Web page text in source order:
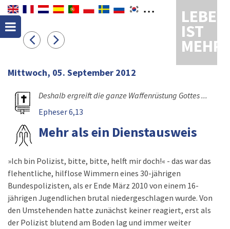
LEBEN
IST
MEHR
Mittwoch, 05. September 2012
Deshalb ergreift die ganze Waffenrüstung Gottes ...
Epheser 6,13
Mehr als ein Dienstausweis
»Ich bin Polizist, bitte, bitte, helft mir doch!« - das war das
flehentliche, hilflose Wimmern eines 30-jährigen
Bundespolizisten, als er Ende März 2010 von einem 16-
jährigen Jugendlichen brutal niedergeschlagen wurde. Von
den Umstehenden hatte zunächst keiner reagiert, erst als
der Polizist blutend am Boden lag und immer weiter